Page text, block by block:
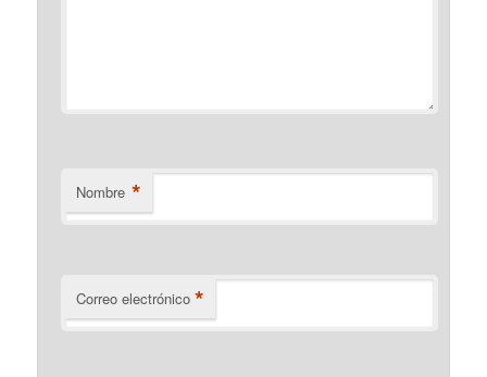
Nombre *
Correo electrónico *